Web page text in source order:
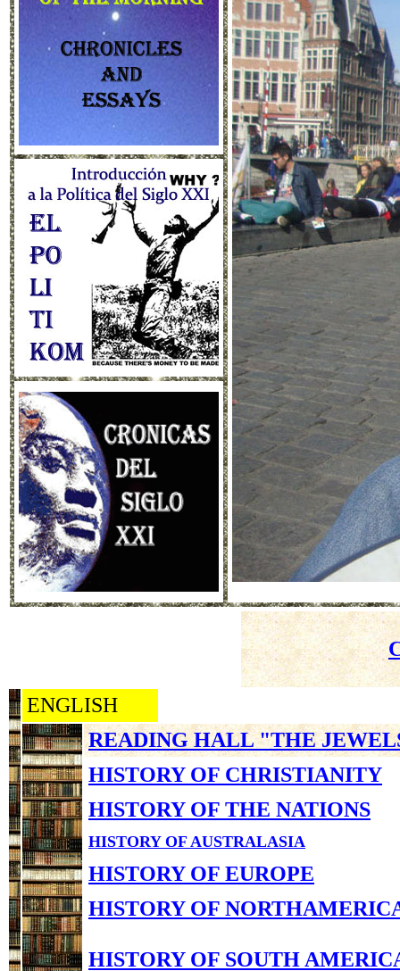
ENGLISH
READING HALL "THE
HISTORY OF CHRISTIANITY
HISTORY OF THE NATIONS
HISTORY OF AUSTRALASIA
HISTORY OF EUROPE
HISTORY OF
HISTORY OF SOUTH